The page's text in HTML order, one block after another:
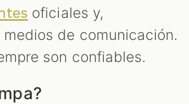
oficiales y,
de comunicación.
son confiables.